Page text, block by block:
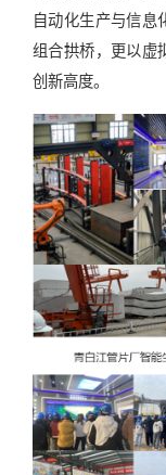
自动化生产与信息
组合拱桥，更以虚
创新高度。